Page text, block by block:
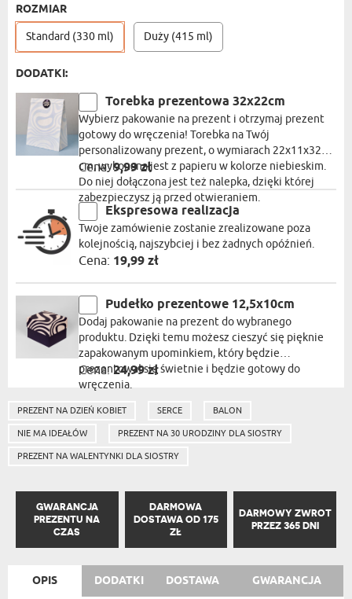
ROZMIAR
Standard (330 ml) Duży (415 ml)
DODATKI:
Torebka prezentowa 32x22cm
Wybierz pakowanie na prezent i otrzymaj prezent
gotowy do wręczenia! Torebka na Twój
personalizowany prezent, o wymiarach 22x11x32
cm, wykonana jest z papieru w kolorze niebieskim.
Do niej dołączona jest też nalepka, dzięki której
zabezpieczysz ją przed otwieraniem.
Cena:9,99 zł
Ekspresowa realizacja
Twoje zamówienie zostanie zrealizowane poza
kolejnością, najszybciej i bez żadnych opóźnień.
Cena: 19,99 zł
Pudełko prezentowe 12,5x10cm
Dodaj pakowanie na prezent do wybranego
produktu. Dzięki temu możesz cieszyć się pięknie
zapakowanym upominkiem, który będzie
prezentował się świetnie i będzie gotowy do
wręczenia.
Cena:24,99 zł
PREZENT NA DZIEŃ KOBIET SERCE BALON
NIE MA IDEAŁÓW PREZENT NA 30 URODZINY DLA SIOSTRY
PREZENT NA WALENTYNKI DLA SIOSTRY
GWARANCJA
PREZENTU NA
CZAS
DARMOWA
DOSTAWA OD 175
ZŁ
DARMOWY ZWROT
PRZEZ 365 DNI
OPIS DODATKI DOSTAWA GWARANCJA